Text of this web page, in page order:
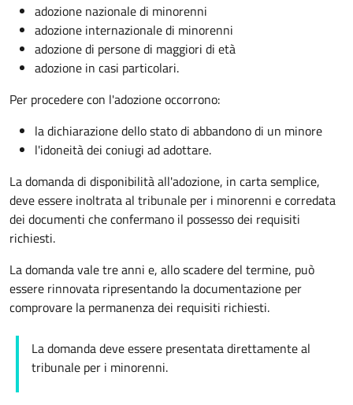
adozione nazionale di minorenni
adozione internazionale di minorenni
adozione di persone di maggiori di età
adozione in casi particolari.
Per procedere con l'adozione occorrono:
la dichiarazione dello stato di abbandono di un minore
l'idoneità dei coniugi ad adottare.
La domanda di disponibilità all'adozione, in carta semplice,
deve essere inoltrata al tribunale per i minorenni e corredata
dei documenti che confermano il possesso dei requisiti
richiesti.
La domanda vale tre anni e, allo scadere del termine, può
essere rinnovata ripresentando la documentazione per
comprovare la permanenza dei requisiti richiesti.
La domanda deve essere presentata direttamente al
tribunale per i minorenni.